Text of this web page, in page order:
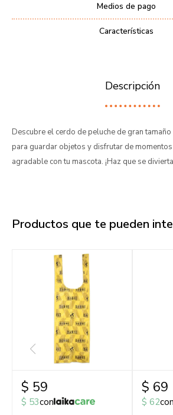
Medios de pago
Características
Descripción
Descubre el cerdo de peluche de gran
para guardar objetos y disfrutar de
agradable con tu mascota. ¡Haz que se
Productos que te pueden
$ 59
$ 53con
$ 69
$ 62con